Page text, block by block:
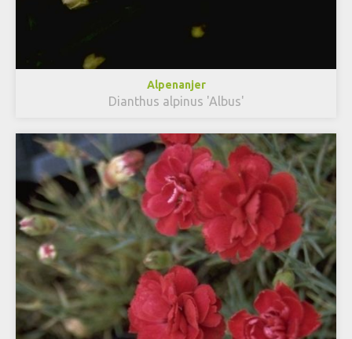
Alpenanjer
Dianthus alpinus 'Albus'